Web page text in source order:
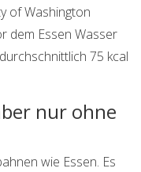
of Washington
dem Essen Wasser
75 kcal
nur ohne
wie Essen. Es